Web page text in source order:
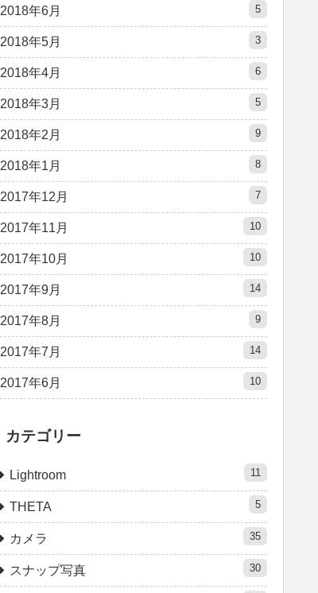
2018年6月 5
2018年5月 3
2018年4月 6
2018年3月 5
2018年2月 9
2018年1月 8
2017年12月 7
2017年11月 10
2017年10月 10
2017年9月 14
2017年8月 9
2017年7月 14
2017年6月 10
カテゴリー
Lightroom 11
THETA 5
カメラ 35
スナップ写真 30